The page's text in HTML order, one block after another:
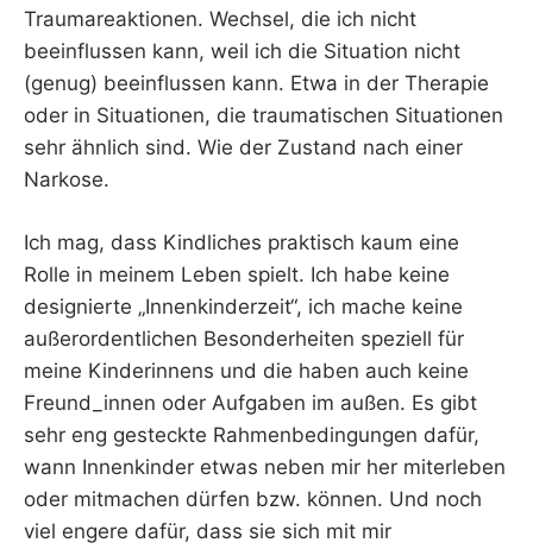
Traumareaktionen. Wechsel, die ich nicht
beeinflussen kann, weil ich die Situation nicht
(genug) beeinflussen kann. Etwa in der Therapie
oder in Situationen, die traumatischen Situationen
sehr ähnlich sind. Wie der Zustand nach einer
Narkose.
Ich mag, dass Kindliches praktisch kaum eine
Rolle in meinem Leben spielt. Ich habe keine
designierte „Innenkinderzeit“, ich mache keine
außerordentlichen Besonderheiten speziell für
meine Kinderinnens und die haben auch keine
Freund_innen oder Aufgaben im außen. Es gibt
sehr eng gesteckte Rahmenbedingungen dafür,
wann Innenkinder etwas neben mir her miterleben
oder mitmachen dürfen bzw. können. Und noch
viel engere dafür, dass sie sich mit mir